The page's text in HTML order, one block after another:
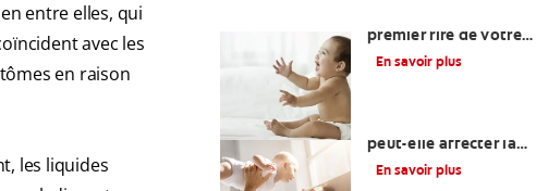
entre elles, qui
avec les
en raison
les liquides
premier rire de votre
bébé et d’autres
étapes importantes?
En savoir plus
peut-elle affecter la
santé bucco-dentaire
de votre bébé?
En savoir plus